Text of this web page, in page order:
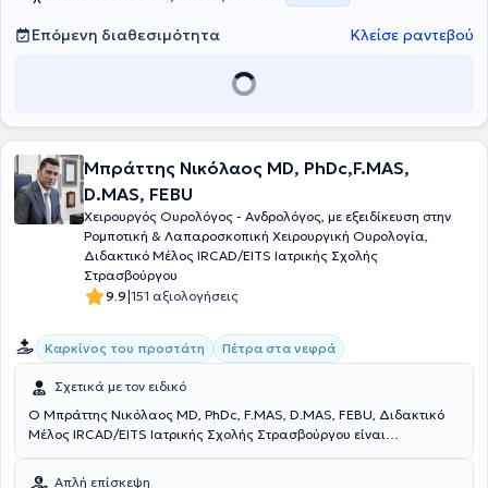
Επόμενη διαθεσιμότητα Κλείσε ραντεβού
Μπράττης Νικόλαος MD, PhDc,F.MAS,
D.MAS, FEBU
Χειρουργός Ουρολόγος - Ανδρολόγος, με εξειδίκευση στην
Ρομποτική & Λαπαροσκοπική Χειρουργική Ουρολογία,
Διδακτικό Μέλος IRCAD/EITS Ιατρικής Σχολής
Στρασβούργου
9.9|151 αξιολογήσεις
Καρκίνος του προστάτη Πέτρα στα νεφρά
Σχετικά με τον ειδικό
Ο Μπράττης Νικόλαος MD, PhDc, F.MAS, D.MAS, FEBU, Διδακτικό
Μέλος IRCAD/EITS Ιατρικής Σχολής Στρασβούργου είναι
Ιλίσια. Είναι πτυχιούχος του Αριστοτελείου Πανεπιστημίου
Απλή επίσκεψη